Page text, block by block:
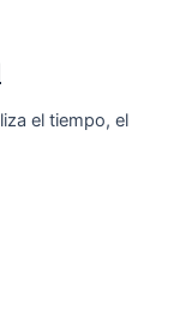
el tiempo, el